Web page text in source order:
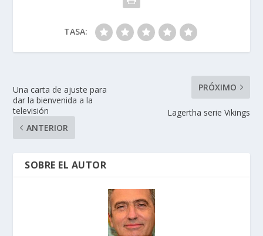
TASA:
Una carta de ajuste para
dar la bienvenida a la
televisión
ANTERIOR
PRÓXIMO
Lagertha serie Vikings
SOBRE EL AUTOR